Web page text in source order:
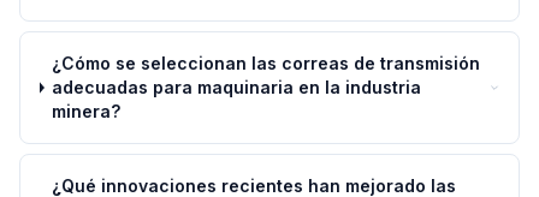
¿Cómo se seleccionan las correas de transmisión
adecuadas para maquinaria en la industria
minera?
¿Qué innovaciones recientes han mejorado las